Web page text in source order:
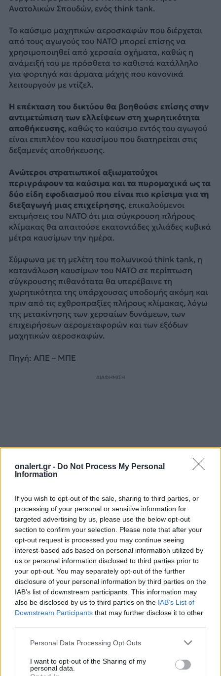
onalert.gr - Do Not Process My Personal
Information
If you wish to opt-out of the sale, sharing to third parties, or
processing of your personal or sensitive information for
targeted advertising by us, please use the below opt-out
section to confirm your selection. Please note that after your
opt-out request is processed you may continue seeing
interest-based ads based on personal information utilized by
us or personal information disclosed to third parties prior to
your opt-out. You may separately opt-out of the further
disclosure of your personal information by third parties on the
IAB’s list of downstream participants. This information may
also be disclosed by us to third parties on the IAB’s List of
Downstream Participants that may further disclose it to other
Personal Data Processing Opt Outs
I want to opt-out of the Sharing of my
personal data.
Ανατολικών Σπουδών, ενός think tank.
Το καύσιμο μαχητικών αεροσκαφών που διέρχεται
από τους αγωγούς του NATO μπορεί επίσης να
χρησιμοποιηθεί από χερσαία οχήματα, καθώς η
ανάμειξή του με πρόσθετα το καθιστά κατάλληλο
για φορτηγά και άρματα μάχης που κανονικά
λειτουργούν με ντίζελ.
Η επέκταση του δικτύου θα βοηθούσε επίσης στην
αντιμετώπιση των ελλείψεων στη χωρητικότητα
αποθήκευσης, καθώς το καύσιμο εντός του αγωγού
είναι επιπλέον του καυσίμου που διατηρείται στις
δεξαμενές αποθήκευσης.
Ανώτεροι στρατιωτικοί αξιωματούχοι
περιγράφουν τα καύσιμα και τα πυρομαχικά ως τα
δύο είδη εφοδιασμού που είναι πιο κρίσιμα για τη
διεξαγωγή μιας επιχείρησης, επικαλούμενοι
εκτιμήσεις του ΝΑΤΟ ότι μια σύγκρουση πλήρους
κλίμακας θα απαιτούσε εκατοντάδες χιλιάδες κυβικά
μέτρα καυσίμων την ημέρα.
Σύμφωνα με τη μελέτη του πολωνικού think tank, η
κατανάλωση καυσίμων του ΝΑΤΟ σε περίπτωση
σύγκρουσης πιθανότατα θα υπερέβαινε τη
χωρητικότητα της υπάρχουσας υποδομής ακόμη και
πριν από τις εχθροπραξίες πλήρους κλίμακας, λόγω
της μετακίνησης των χερσαίων δυνάμεων, των
επιχειρήσεων αερομεταφορών και των εξόδων
μαχητικών αεροσκαφών.
Πηγή: ΑΠΕ – ΜΠΕ
ΔΙΑΦΗΜΙΣΗ
Ακολουθήστε το onalert.gr στοGoogle
Newsκαι μάθετε πρώτοι όλες τις ειδήσεις
για την άμυνα.
NATO ΠΟΛΩΝΙΑ